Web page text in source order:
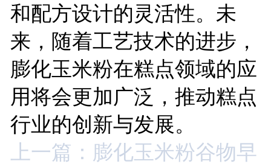
和配方设计的灵活性。未
来，随着工艺技术的进步，
膨化玉米粉在糕点领域的应
用将会更加广泛，推动糕点
行业的创新与发展。
上一篇：膨化玉米粉谷物早